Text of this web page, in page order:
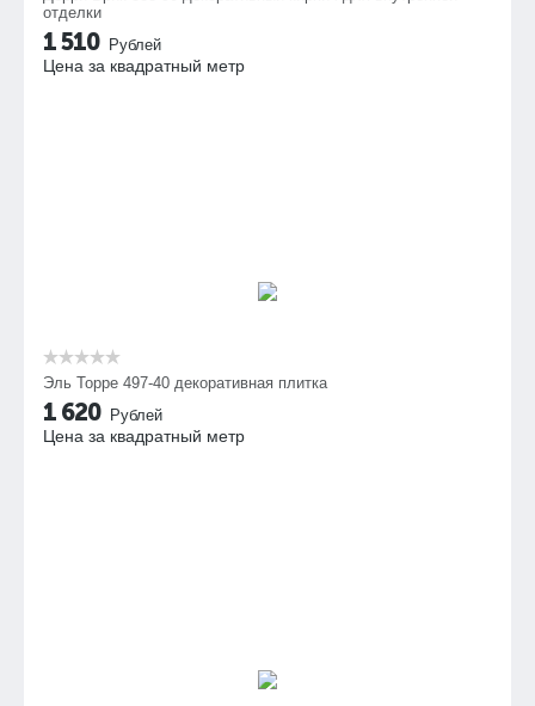
отделки
1 510 Рублей
Цена за квадратный метр
Эль Торре 497-40 декоративная плитка
1 620 Рублей
Цена за квадратный метр